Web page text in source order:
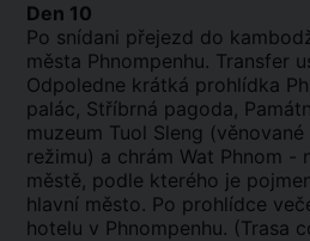
Den 10
Po snídani přejezd do
města Phnompenhu. Transfer
Odpoledne krátká prohlídka
palác, Stříbrná pagoda,
muzeum Tuol Sleng
režimu) a chrám Wat Phnom -
městě, podle kterého je
hlavní město. Po prohlídce
hotelu v Phnompenhu. (Trasa